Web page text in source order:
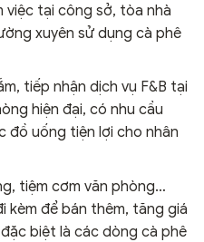
việc tại công sở, tòa nhà
xuyên sử dụng cà phê
tiếp nhận dịch vụ F&B tại
hiện đại, có nhu cầu
đồ uống tiện lợi cho nhân
tiệm cơm văn phòng…
kèm để bán thêm, tăng giá
biệt là các dòng cà phê